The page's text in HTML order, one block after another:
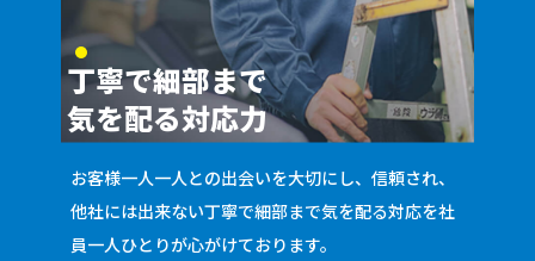
丁寧で細部まで
気を配る対応力
お客様一人一人との出会いを大切にし、信頼され、
他社には出来ない丁寧で細部まで気を配る対応を社
員一人ひとりが心がけております。